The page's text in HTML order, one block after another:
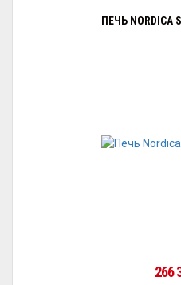
ПЕЧЬ NORDICA
266